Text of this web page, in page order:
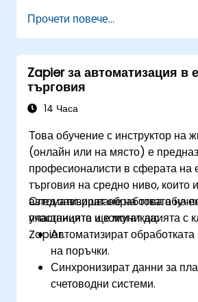
със Zapier.
Управляват и оптимизират
работни потоци.
Прочети повече...
Zapier за автоматизация в
търговия
14 Часа
Това обучение с инструктор на
(онлайн или на място) е
професионалисти в сферата на
търговия на средно ниво, които
автоматизират обработката на
плащанията и комуникацията с
Zapier.
След завършване на това
участниците ще могат да:
Автоматизират
на поръчки.
Синхронизират данни за
счетоводни системи.